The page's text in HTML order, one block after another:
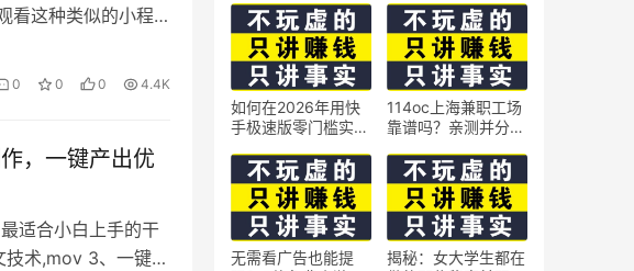
看这种类似的小程
0 0 0 4.4K
，一键产出优
适合小白上手的干
术,mov 3、一键生
如何在2026年用快
手极速版零门槛实现
技巧
114oc上海兼职工场
靠谱吗？亲测并分享
无需看广告也能提
揭秘：女大学生都在